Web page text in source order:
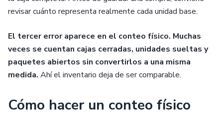
revisar cuánto representa realmente cada unidad base.
El tercer error aparece en el conteo físico. Muchas
veces se cuentan cajas cerradas, unidades sueltas y
paquetes abiertos sin convertirlos a una misma
medida. Ahí el inventario deja de ser comparable.
Cómo hacer un conteo físico